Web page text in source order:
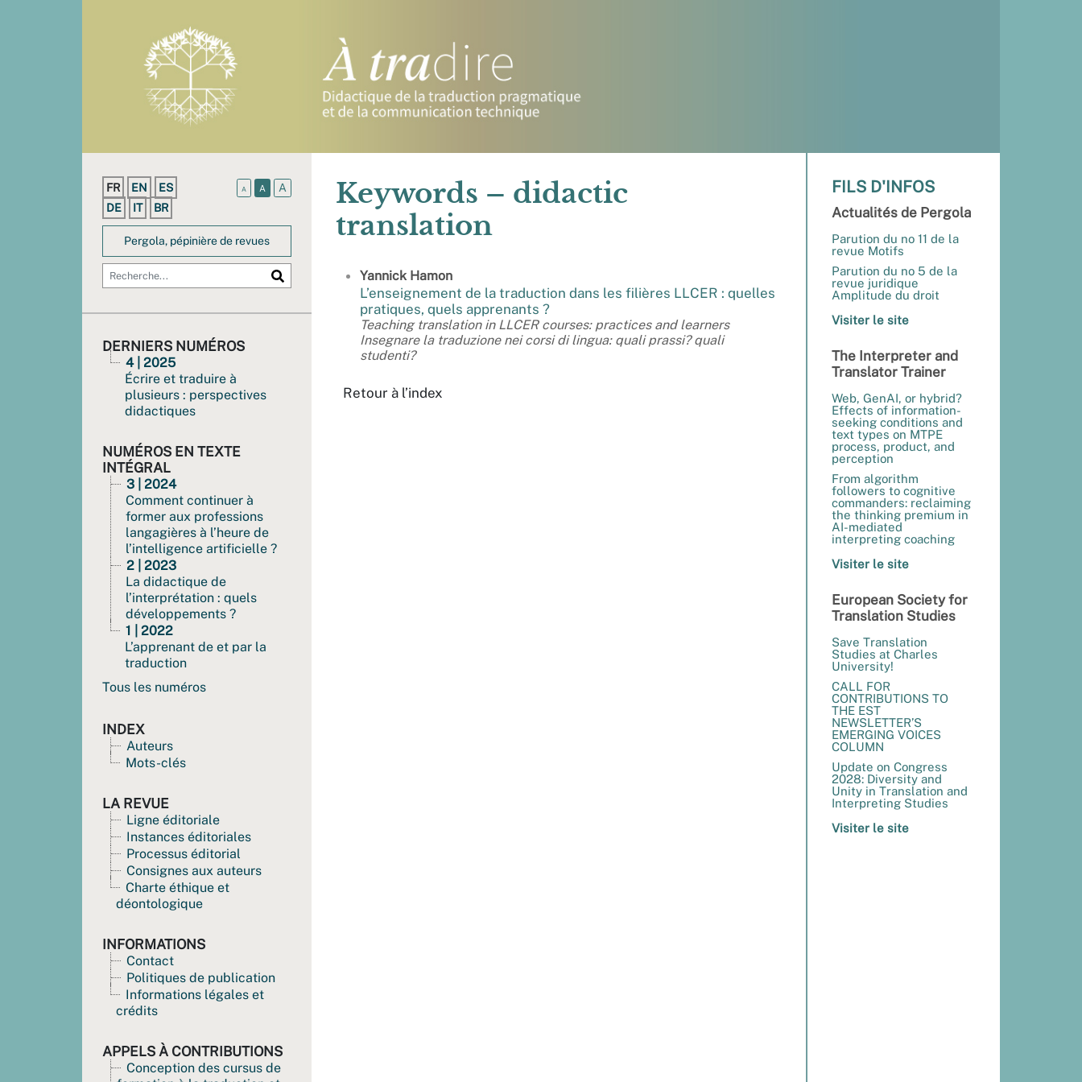
FR EN
ES
DE
IT BR
A A A
Pergola, pépinière de revues
DERNIERS NUMÉROS
4 | 2025
Écrire et traduire à
plusieurs : perspectives
didactiques
NUMÉROS EN TEXTE
INTÉGRAL
3 | 2024
Comment continuer à
former aux professions
langagières à l’heure de
l’intelligence artificielle ?
2 | 2023
La didactique de
l’interprétation : quels
développements ?
1 | 2022
L’apprenant de et par la
traduction
Tous les numéros
INDEX
Auteurs
Mots-clés
LA REVUE
Ligne éditoriale
Instances éditoriales
Processus éditorial
Consignes aux auteurs
Charte éthique et
déontologique
INFORMATIONS
Contact
Politiques de publication
Informations légales et
crédits
APPELS À CONTRIBUTIONS
Conception des cursus de
Keywords – didactic
translation
Yannick Hamon
L’enseignement de la traduction dans les filières LLCER : quelles
pratiques, quels apprenants ?
Teaching translation in LLCER courses: practices and learners
Insegnare la traduzione nei corsi di lingua: quali prassi? quali
studenti?
Retour à l’index
FILS D'INFOS
Actualités de Pergola
Parution du no 11 de la
revue Motifs
Parution du no 5 de la
revue juridique
Amplitude du droit
Visiter le site
The Interpreter and
Translator Trainer
Web, GenAI, or hybrid?
Effects of information-
seeking conditions and
text types on MTPE
process, product, and
perception
From algorithm
followers to cognitive
commanders: reclaiming
the thinking premium in
AI-mediated
interpreting coaching
Visiter le site
European Society for
Translation Studies
Save Translation
Studies at Charles
University!
CALL FOR
CONTRIBUTIONS TO
THE EST
NEWSLETTER’S
EMERGING VOICES
COLUMN
Update on Congress
2028: Diversity and
Unity in Translation and
Interpreting Studies
Visiter le site